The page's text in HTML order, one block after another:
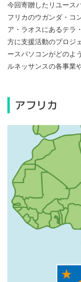
今回寄贈したリユース
フリカのウガンダ・コ
ア・ラオスにあるテラ
方に支援活動のプロジ
ースパソコンがどのよ
ルネッサンスの各事業
アフリカ